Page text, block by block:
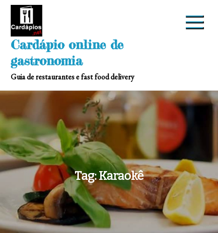
Skip
Cardápio online de
gastronomia
Guia de restaurantes e fast food delivery
Tag:Karaokê